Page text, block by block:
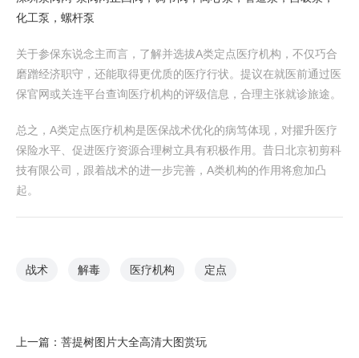
化工泵，螺杆泵
关于参保东说念主而言，了解并选拔A类定点医疗机构，不仅巧合
磨蹭经济职守，还能取得更优质的医疗行状。提议在就医前通过医
保官网或关连平台查询医疗机构的评级信息，合理主张就诊旅途。
总之，A类定点医疗机构是医保战术优化的病笃体现，对擢升医疗
保险水平、促进医疗资源合理树立具有积极作用。昔日北京初剪科
技有限公司，跟着战术的进一步完善，A类机构的作用将愈加凸
起。
战术 解毒 医疗机构 定点
上一篇： 菩提树图片大全高清大图赏玩